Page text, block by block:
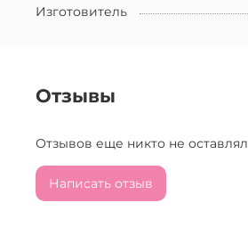
Изготовитель
Отзывы
Отзывов еще никто не оставлял
Написать отзыв